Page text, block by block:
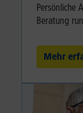
Persönliche
Beratung
Mehr